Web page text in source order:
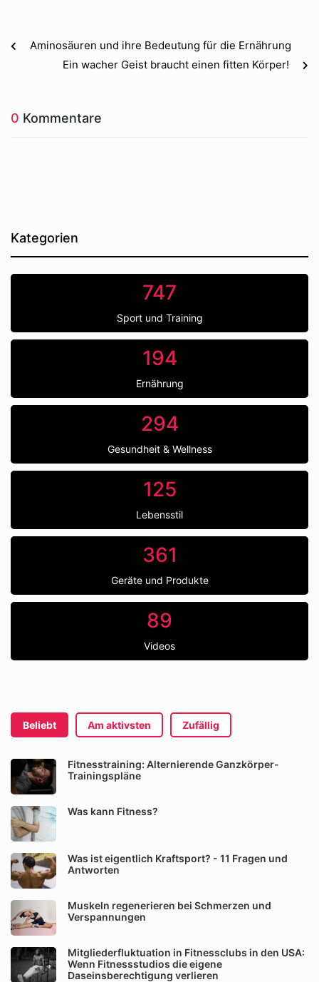
Aminosäuren und ihre Bedeutung für die Ernährung
Ein wacher Geist braucht einen fitten Körper!
0 Kommentare
Kategorien
747
Sport und Training
194
Ernährung
294
Gesundheit & Wellness
125
Lebensstil
361
Geräte und Produkte
89
Videos
Beliebt Am aktivsten Zufällig
Fitnesstraining: Alternierende Ganzkörper-
Trainingspläne
Was kann Fitness?
Was ist eigentlich Kraftsport? - 11 Fragen und
Antworten
Muskeln regenerieren bei Schmerzen und
Verspannungen
Mitgliederfluktuation in Fitnessclubs in den USA:
Wenn Fitnessstudios die eigene
Daseinsberechtigung verlieren